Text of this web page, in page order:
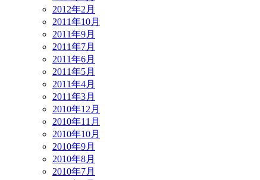
2012年2月
2011年10月
2011年9月
2011年7月
2011年6月
2011年5月
2011年4月
2011年3月
2010年12月
2010年11月
2010年10月
2010年9月
2010年8月
2010年7月